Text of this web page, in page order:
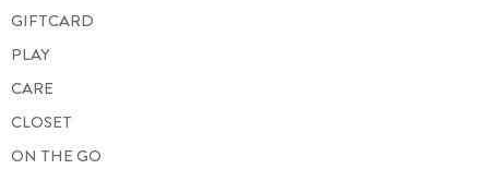
GIFTCARD
PLAY
CARE
CLOSET
ON THE GO